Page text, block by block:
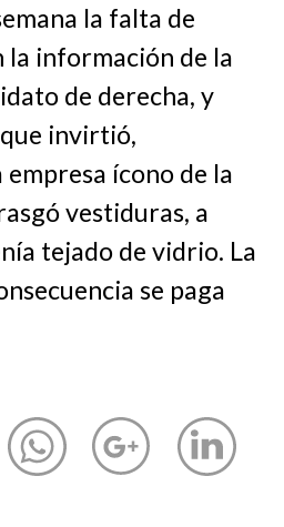
la falta de
la información de la
de derecha, y
invirtió,
ícono de la
vestiduras, a
tejado de vidrio. La
se paga